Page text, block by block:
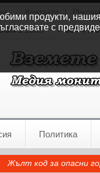
1.1535 GBP /
Политика
Жълт код за опасни
продукти,
с